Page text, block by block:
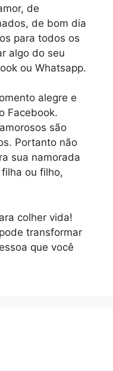
de
de bom dia
para todos os
algo do seu
ou Whatsapp.
alegre e
Facebook.
são
Portanto não
sua namorada
ou filho,
colher vida!
transformar
que você